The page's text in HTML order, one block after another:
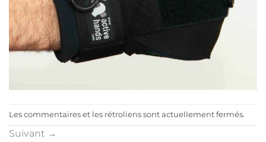
Les commentaires et les rétroliens sont actuellement fermés.
Suivant →